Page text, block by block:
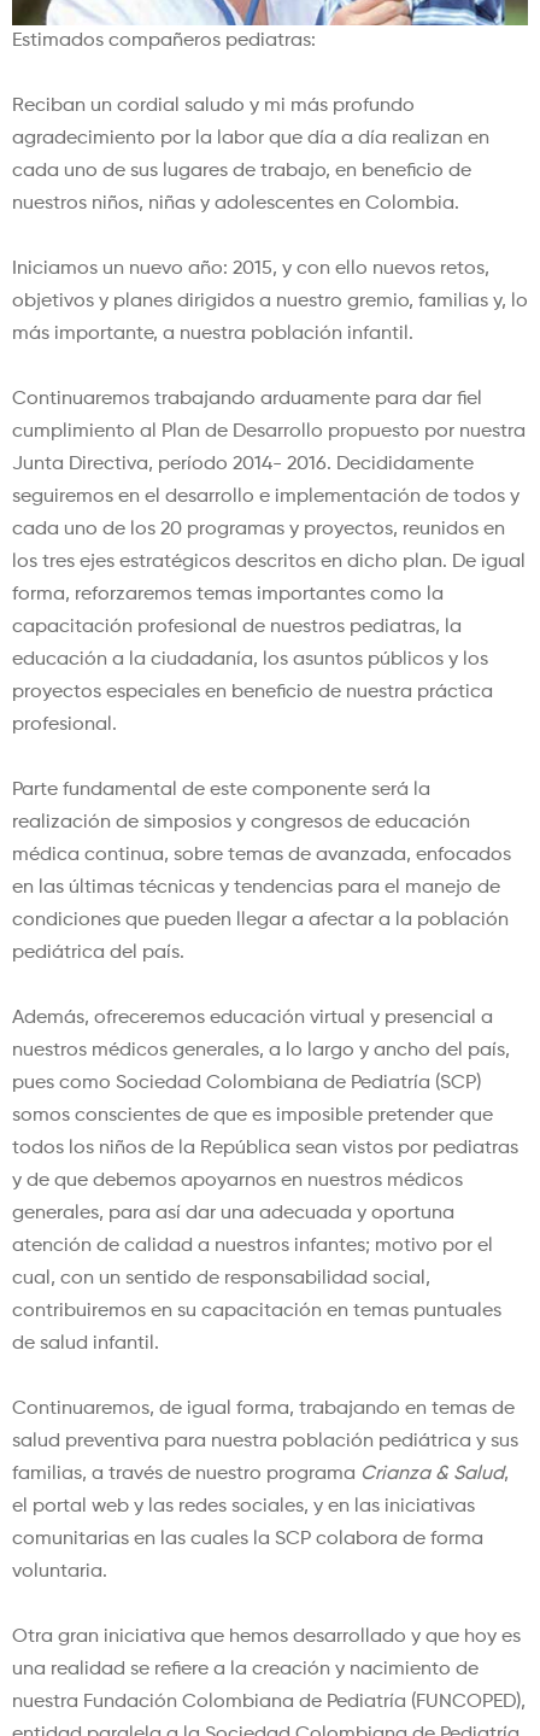
Estimados compañeros pediatras:
Reciban un cordial saludo y mi más profundo
agradecimiento por la labor que día a día realizan en
cada uno de sus lugares de trabajo, en beneficio de
nuestros niños, niñas y adolescentes en Colombia.
Iniciamos un nuevo año: 2015, y con ello nuevos retos,
objetivos y planes dirigidos a nuestro gremio, familias y, lo
más importante, a nuestra población infantil.
Continuaremos trabajando arduamente para dar fiel
cumplimiento al Plan de Desarrollo propuesto por nuestra
Junta Directiva, período 2014- 2016. Decididamente
seguiremos en el desarrollo e implementación de todos y
cada uno de los 20 programas y proyectos, reunidos en
los tres ejes estratégicos descritos en dicho plan. De igual
forma, reforzaremos temas importantes como la
capacitación profesional de nuestros pediatras, la
educación a la ciudadanía, los asuntos públicos y los
proyectos especiales en beneficio de nuestra práctica
profesional.
Parte fundamental de este componente será la
realización de simposios y congresos de educación
médica continua, sobre temas de avanzada, enfocados
en las últimas técnicas y tendencias para el manejo de
condiciones que pueden llegar a afectar a la población
pediátrica del país.
Además, ofreceremos educación virtual y presencial a
nuestros médicos generales, a lo largo y ancho del país,
pues como Sociedad Colombiana de Pediatría (SCP)
somos conscientes de que es imposible pretender que
todos los niños de la República sean vistos por pediatras
y de que debemos apoyarnos en nuestros médicos
generales, para así dar una adecuada y oportuna
atención de calidad a nuestros infantes; motivo por el
cual, con un sentido de responsabilidad social,
contribuiremos en su capacitación en temas puntuales
de salud infantil.
Continuaremos, de igual forma, trabajando en temas de
salud preventiva para nuestra población pediátrica y sus
familias, a través de nuestro programa Crianza & Salud,
el portal web y las redes sociales, y en las iniciativas
comunitarias en las cuales la SCP colabora de forma
voluntaria.
Otra gran iniciativa que hemos desarrollado y que hoy es
una realidad se refiere a la creación y nacimiento de
nuestra Fundación Colombiana de Pediatría (FUNCOPED),